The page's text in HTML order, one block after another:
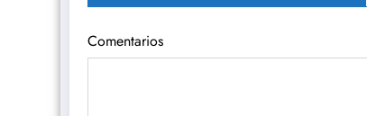
Comentarios